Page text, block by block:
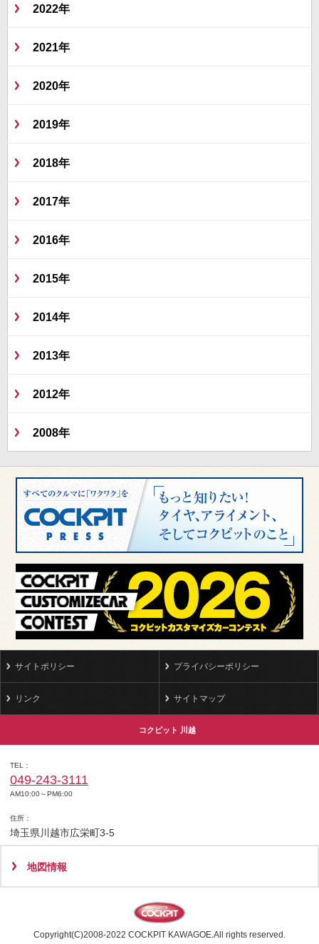
2022年
2021年
2020年
2019年
2018年
2017年
2016年
2015年
2014年
2013年
2012年
2008年
サイトポリシー プライバシーポリシー
リンク サイトマップ
コクピット 川越
TEL
049-243-3111
AM10:00～PM6:00
住所
埼玉県川越市広栄町3-5
地図情報
Copyright(C)2008-2022 COCKPIT KAWAGOE.All rights reserved.